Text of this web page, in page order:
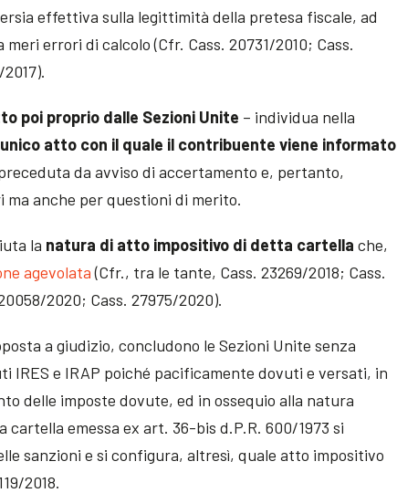
effettiva sulla legittimità della pretesa fiscale, ad
errori di calcolo (Cfr. Cass. 20731/2010; Cass.
poi proprio dalle Sezioni Unite – individua nella
atto con il quale il contribuente viene informato
da avviso di accertamento e, pertanto,
ma anche per questioni di merito.
la natura di atto impositivo di detta cartella che,
agevolata(Cfr., tra le tante, Cass. 23269/2018; Cass.
2020; Cass. 27975/2020).
a giudizio, concludono le Sezioni Unite senza
e IRAP poiché pacificamente dovuti e versati, in
delle imposte dovute, ed in ossequio alla natura
emessa ex art. 36-bis d.P.R. 600/1973 si
sanzioni e si configura, altresì, quale atto impositivo
2018.